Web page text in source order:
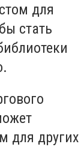
для
стать
для других